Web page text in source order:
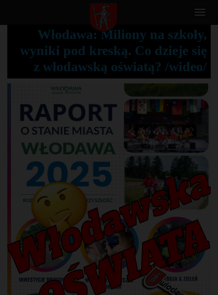
T
g
g
e
n
a
v
t
o
n
Włodawa: Miliony na szkoły,
wyniki pod kreską. Co dzieje się
z włodawską oświatą? /wideo/